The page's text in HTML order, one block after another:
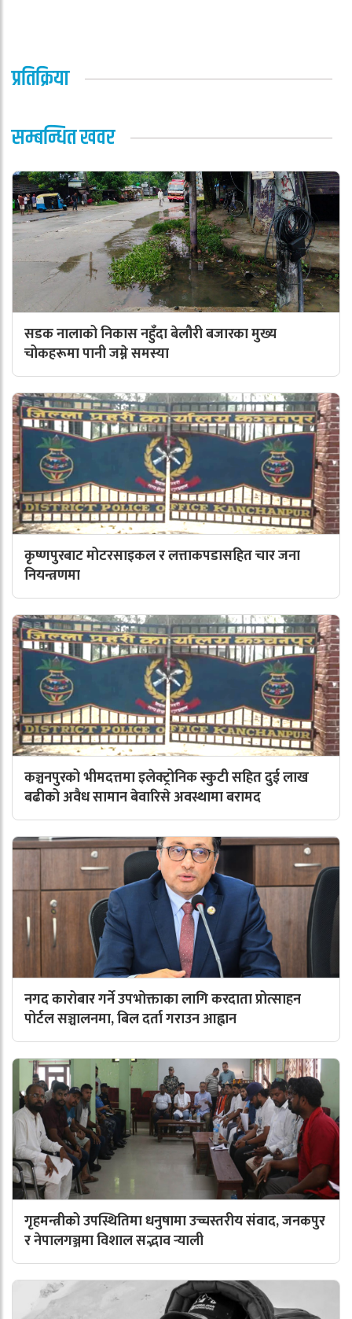
प्रतिक्रिया
सम्बन्धित खवर
सडक नालाको निकास नहुँदा बेलौरी बजारका मुख्य
चोकहरूमा पानी जम्ने समस्या
कृष्णपुरबाट मोटरसाइकल र लत्ताकपडासहित चार जना
नियन्त्रणमा
कञ्चनपुरको भीमदत्तमा इलेक्ट्रोनिक स्कुटी सहित दुई लाख
बढीको अवैध सामान बेवारिसे अवस्थामा बरामद
नगद कारोबार गर्ने उपभोक्ताका लागि करदाता प्रोत्साहन
पोर्टल सञ्चालनमा, बिल दर्ता गराउन आह्वान
गृहमन्त्रीको उपस्थितिमा धनुषामा उच्चस्तरीय संवाद, जनकपुर
र नेपालगञ्जमा विशाल सद्भाव र्‍याली